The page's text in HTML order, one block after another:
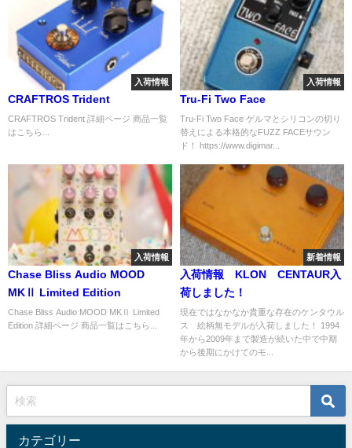
入荷情報
CRAFTROS Trident
CRAFTROS Trident 詳細ページ 商品一覧
はこちら...
入荷情報
Tru-Fi Two Face
Tru-Fi Two Face ゲルマとシリコンの切り
替えによる本格的なFUZZ FACEサウン
ド！ https://www.digimar...
入荷情報
Chase Bliss Audio MOOD
MKⅡ Limited Edition
Chase Bliss Audio MOOD MKⅡ Limited
Edition 詳細ページ 商品一覧はこちら...
新着情報
入荷情報 KLON CENTAUR入
荷しました！
現在ではなかなか貴重な存在のケンタウル
ス 絵柄無モデルが入荷しました！ 1994
年から2009年まで製造が続いた中で中期
から後期にかけてのモ...
カテゴリー